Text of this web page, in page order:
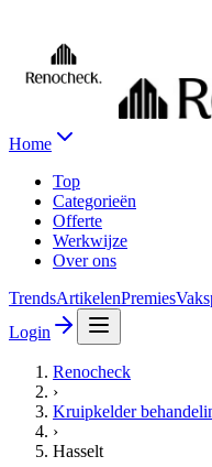
Home
Top
Categorieën
Offerte
Werkwijze
Over ons
TrendsArtikelenPremies
Login
Renocheck
›
Kruipkelder
›
Hasselt